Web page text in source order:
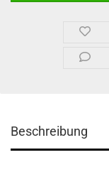
Beschreibung